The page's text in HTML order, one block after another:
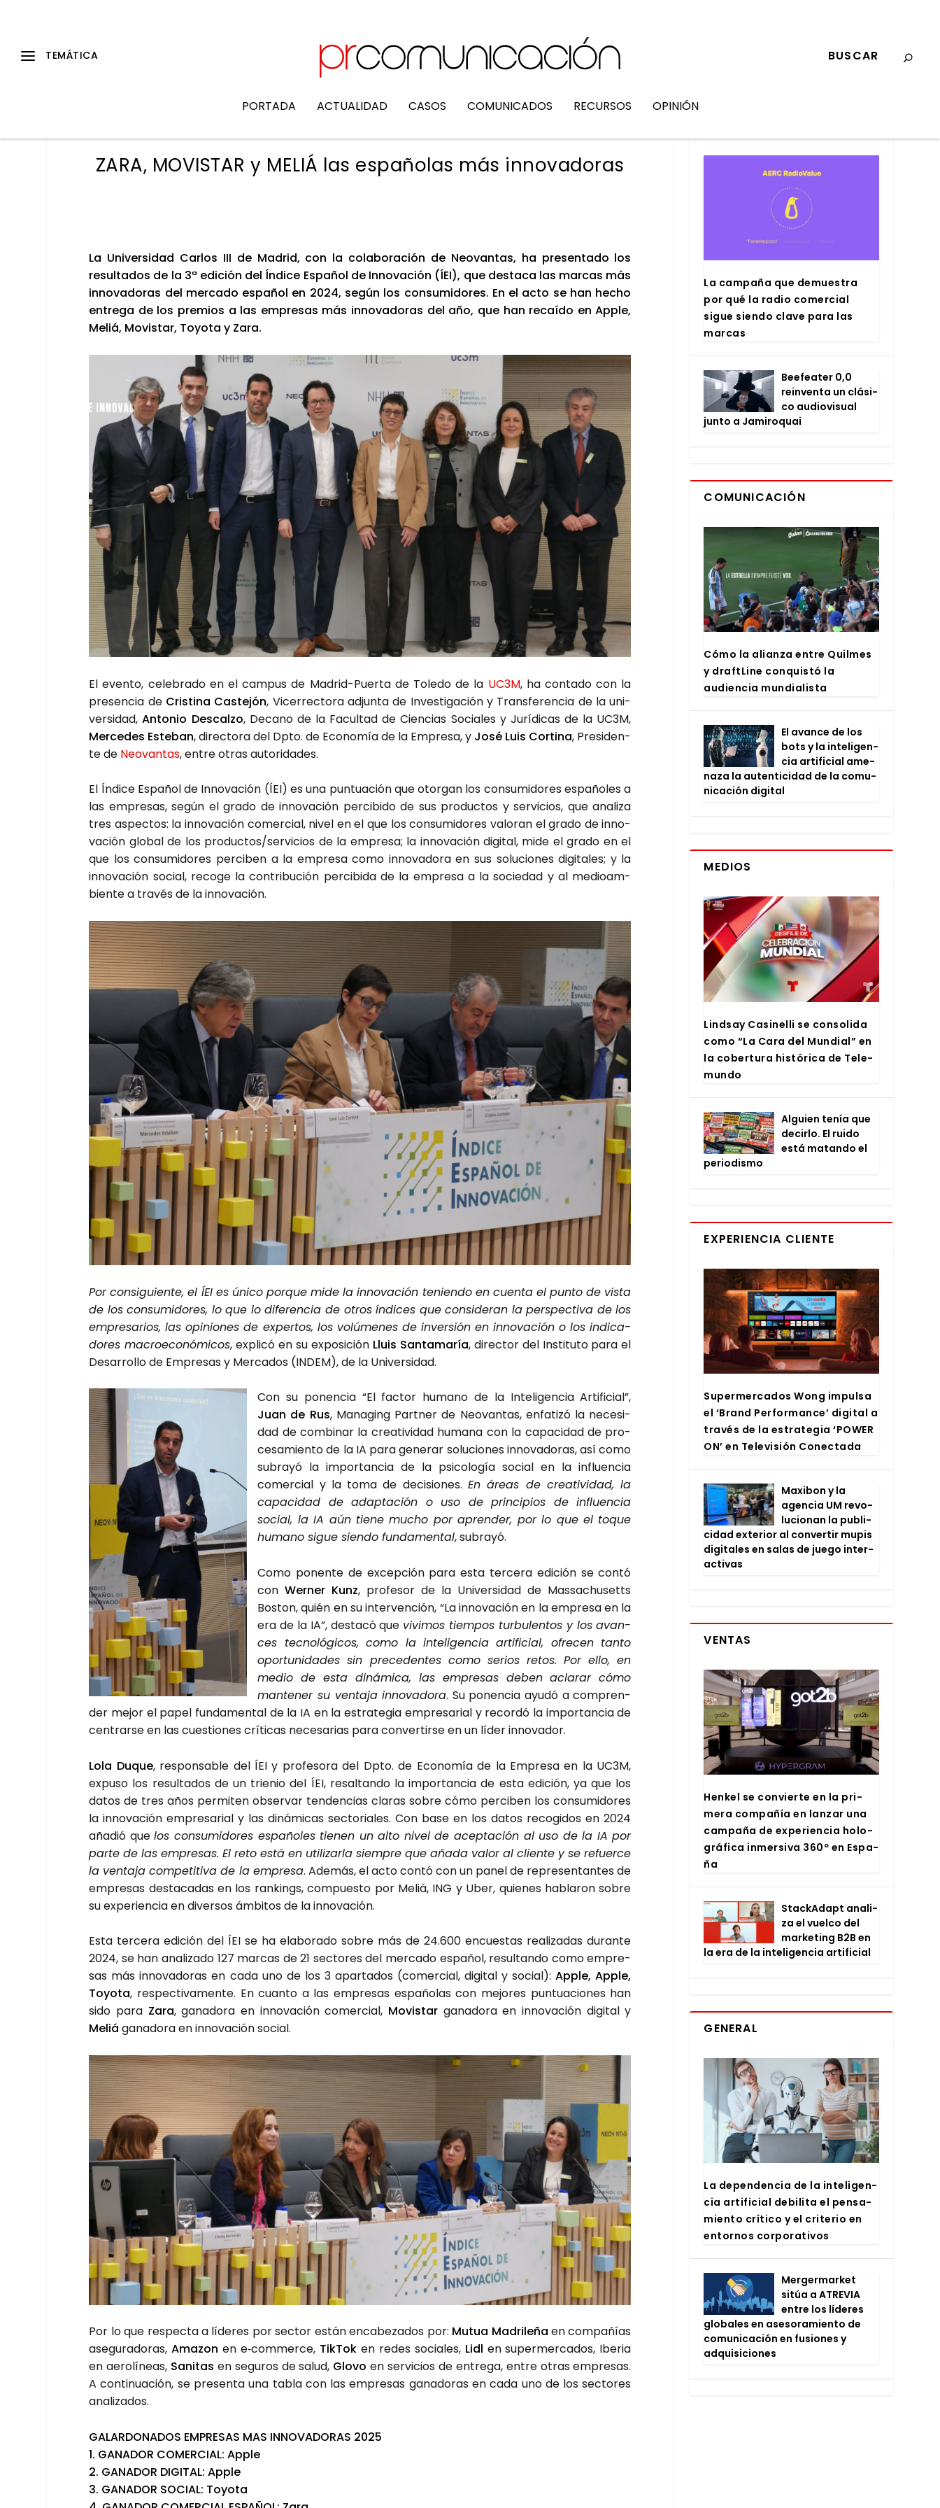
PORTADA ACTUALIDAD CASOS COMUNICADOS RECURSOS OPINIÓN
ZARA, MOVISTAR y MELIÁ las españolas más innovadoras
La Uni­ver­si­dad Car­los III de Madrid, con la cola­bo­ra­ción de Neo­van­tas, ha pre­sen­ta­do los
resul­ta­dos de la 3ª edi­ción del Índi­ce Espa­ñol de Inno­va­ción (ÍEI), que des­ta­ca las mar­cas más
inno­va­do­ras del mer­ca­do espa­ñol en 2024, según los con­su­mi­do­res. En el acto se han hecho
entre­ga de los pre­mios a las empre­sas más inno­va­do­ras del año, que han recaí­do en Apple,
Meliá, Movis­tar, Toyo­ta y Zara.
El even­to, cele­bra­do en el cam­pus de Madrid-Puer­ta de Tole­do de la UC3M, ha con­ta­do con la
pre­sen­cia de Cris­ti­na Cas­te­jón, Vice­rrec­to­ra adjun­ta de Inves­ti­ga­ción y Trans­fe­ren­cia de la uni­
ver­si­dad,Anto­nio Des­cal­zo, Decano de la Facul­tad de Cien­cias Socia­les y Jurí­di­cas de la UC3M,
Mer­ce­des Este­ban, direc­to­ra del Dpto. de Eco­no­mía de la Empre­sa, y José Luis Cor­ti­na, Pre­si­den­
te de Neo­van­tas, entre otras auto­ri­da­des.
El Índi­ce Espa­ñol de Inno­va­ción (ÍEI) es una pun­tua­ción que otor­gan los con­su­mi­do­res espa­ño­les a
las empre­sas, según el gra­do de inno­va­ción per­ci­bi­do de sus pro­duc­tos y ser­vi­cios, que ana­li­za
tres aspec­tos: la inno­va­ción comer­cial, nivel en el que los con­su­mi­do­res valo­ran el gra­do de inno­
va­ción glo­bal de los productos/servicios de la empre­sa; la inno­va­ción digi­tal, mide el gra­do en el
que los con­su­mi­do­res per­ci­ben a la empre­sa como inno­va­do­ra en sus solu­cio­nes digi­ta­les; y la
inno­va­ción social, reco­ge la con­tri­bu­ción per­ci­bi­da de la empre­sa a la socie­dad y al medioam­
bien­te a tra­vés de la inno­va­ción.
Por con­si­guien­te, el ÍEI es úni­co por­que mide la inno­va­ción tenien­do en cuen­ta el pun­to de vis­ta
de los con­su­mi­do­res, lo que lo dife­ren­cia de otros índi­ces que con­si­de­ran la pers­pec­ti­va de los
empre­sa­rios, las opi­nio­nes de exper­tos, los volú­me­nes de inver­sión en inno­va­ción o los indi­ca­
do­res macro­eco­nó­mi­cos, expli­có en su expo­si­ciónLluis San­ta­ma­ría, direc­tor del Ins­ti­tu­to para el
Desa­rro­llo de Empre­sas y Mer­ca­dos (INDEM), de la Uni­ver­si­dad.
Con su ponen­cia “El fac­tor humano de la Inte­li­gen­cia Arti­fi­cial”,
Juan de Rus, Mana­ging Part­ner de Neo­van­tas, enfa­ti­zó la nece­si­
dad de com­bi­nar la crea­ti­vi­dad huma­na con la capa­ci­dad de pro­
ce­sa­mien­to de la IA para gene­rar solu­cio­nes inno­va­do­ras, así como
sub­ra­yó la impor­tan­cia de la psi­co­lo­gía social en la influen­cia
comer­cial y la toma de deci­sio­nes.En áreas de crea­ti­vi­dad, la
capa­ci­dad de adap­ta­ción o uso de prin­ci­pios de influen­cia
social, la IA aún tie­ne mucho por apren­der, por lo que el toque
humano sigue sien­do fun­da­men­tal, sub­ra­yó.
Como ponen­te de excep­ción para esta ter­ce­ra edi­ción se con­tó
conWer­ner Kunz, pro­fe­sor de la Uni­ver­si­dad de Mas­sa­chu­setts
Bos­ton, quién en su inter­ven­ción, “La inno­va­ción en la empre­sa en la
era de la IA”, des­ta­có que vivi­mos tiem­pos tur­bu­len­tos y los avan­
ces tec­no­ló­gi­cos, como la inte­li­gen­cia arti­fi­cial, ofre­cen tan­to
opor­tu­ni­da­des sin pre­ce­den­tes como serios retos. Por ello, en
medio de esta diná­mi­ca, las empre­sas deben acla­rar cómo
man­te­ner su ven­ta­ja inno­va­do­ra. Su ponen­cia ayu­dó a com­pren­
der mejor el papel fun­da­men­tal de la IA en la estra­te­gia empre­sa­rial y recor­dó la impor­tan­cia de
cen­trar­se en las cues­tio­nes crí­ti­cas nece­sa­rias para con­ver­tir­se en un líder inno­va­dor.
Lola Duque, res­pon­sa­ble del ÍEI y pro­fe­so­ra del Dpto. de Eco­no­mía de la Empre­sa en la UC3M,
expu­so los resul­ta­dos de un trie­nio del ÍEI, resal­tan­do la impor­tan­cia de esta edi­ción, ya que los
datos de tres años per­mi­ten obser­var ten­den­cias cla­ras sobre cómo per­ci­ben los con­su­mi­do­res
la inno­va­ción empre­sa­rial y las diná­mi­cas sec­to­ria­les. Con base en los datos reco­gi­dos en 2024
aña­dió quelos con­su­mi­do­res espa­ño­les tie­nen un alto nivel de acep­ta­ción al uso de la IA por
par­te de las empre­sas. El reto está en uti­li­zar­la siem­pre que aña­da valor al clien­te y se refuer­ce
la ven­ta­ja com­pe­ti­ti­va de la empre­sa. Ade­más, el acto con­tó con un panel de repre­sen­tan­tes de
empre­sas des­ta­ca­das en los ran­kings, com­pues­to por Meliá, ING y Uber, quie­nes habla­ron sobre
su expe­rien­cia en diver­sos ámbi­tos de la inno­va­ción.
Esta ter­ce­ra edi­ción del ÍEI se ha ela­bo­ra­do sobre más de 24.600 encues­tas rea­li­za­das duran­te
2024, se han ana­li­za­do 127 mar­cas de 21 sec­to­res del mer­ca­do espa­ñol, resul­tan­do como empre­
sas más inno­va­do­ras en cada uno de los 3 apar­ta­dos (comer­cial, digi­tal y social):Apple, Apple,
Toyo­ta, res­pec­ti­va­men­te. En cuan­to a las empre­sas espa­ño­las con mejo­res pun­tua­cio­nes han
sido para Zara, gana­do­ra en inno­va­ción comer­cial, Movis­tar gana­do­ra en inno­va­ción digi­tal y
Meliá gana­do­ra en inno­va­ción social.
Por lo que res­pec­ta a líde­res por sec­tor están enca­be­za­dos por: Mutua Madri­le­ña en com­pa­ñías
ase­gu­ra­do­ras,Ama­zon en e‑commerce, Tik­Token redes socia­les, Lidl en super­mer­ca­dos, Ibe­ria
en aero­lí­neas, Sani­tas en segu­ros de salud, Glo­vo en ser­vi­cios de entre­ga, entre otras empre­sas.
A con­ti­nua­ción, se pre­sen­ta una tabla con las empre­sas gana­do­ras en cada uno de los sec­to­res
ana­li­za­dos.
GALAR­DO­NA­DOS EMPRE­SAS MAS INNO­VA­DO­RAS 2025
1. GANA­DOR COMER­CIAL: Apple
2. GANA­DOR DIGI­TAL: Apple
3. GANA­DOR SOCIAL: Toyo­ta
La cam­pa­ña que demues­tra
por qué la radio comer­cial
sigue sien­do cla­ve para las
mar­cas
Bee­fea­ter 0,0
rein­ven­ta un clá­si­
co audio­vi­sual
jun­to a Jami­ro­quai
COMUNICACIÓN
Cómo la alian­za entre Quil­mes
y draftLi­ne con­quis­tó la
audien­cia mun­dia­lis­ta
El avan­ce de los
bots y la inte­li­gen­
cia arti­fi­cial ame­
na­za la auten­ti­ci­dad de la comu­
ni­ca­ción digi­tal
MEDIOS
Lind­say Casi­ne­lli se con­so­li­da
como “La Cara del Mun­dial” en
la cober­tu­ra his­tó­ri­ca de Tele­
mun­do
Alguien tenía que
decir­lo. El rui­do
está matan­do el
perio­dis­mo
EXPERIENCIA CLIENTE
Super­mer­ca­dos Wong impul­sa
el ‘Brand Per­for­man­ce’ digi­tal a
tra­vés de la estra­te­gia ‘POWER
ON’ en Tele­vi­sión Conec­ta­da
Maxi­bon y la
agen­cia UM revo­
lu­cio­nan la publi­
ci­dad exte­rior al con­ver­tir mupis
digi­ta­les en salas de jue­go inter­
ac­ti­vas
VENTAS
Hen­kel se con­vier­te en la pri­
me­ra com­pa­ñía en lan­zar una
cam­pa­ña de expe­rien­cia holo­
grá­fi­ca inmer­si­va 360º en Espa­
ña
Stac­kA­dapt ana­li­
za el vuel­co del
mar­ke­ting B2B en
la era de la inte­li­gen­cia arti­fi­cial
GENERAL
La depen­den­cia de la inte­li­gen­
cia arti­fi­cial debi­li­ta el pen­sa­
mien­to crí­ti­co y el cri­te­rio en
entor­nos cor­po­ra­ti­vos
Mer­ger­mar­ket
sitúa a ATRE­VIA
entre los líde­res
glo­ba­les en ase­so­ra­mien­to de
comu­ni­ca­ción en fusio­nes y
adqui­si­cio­nes